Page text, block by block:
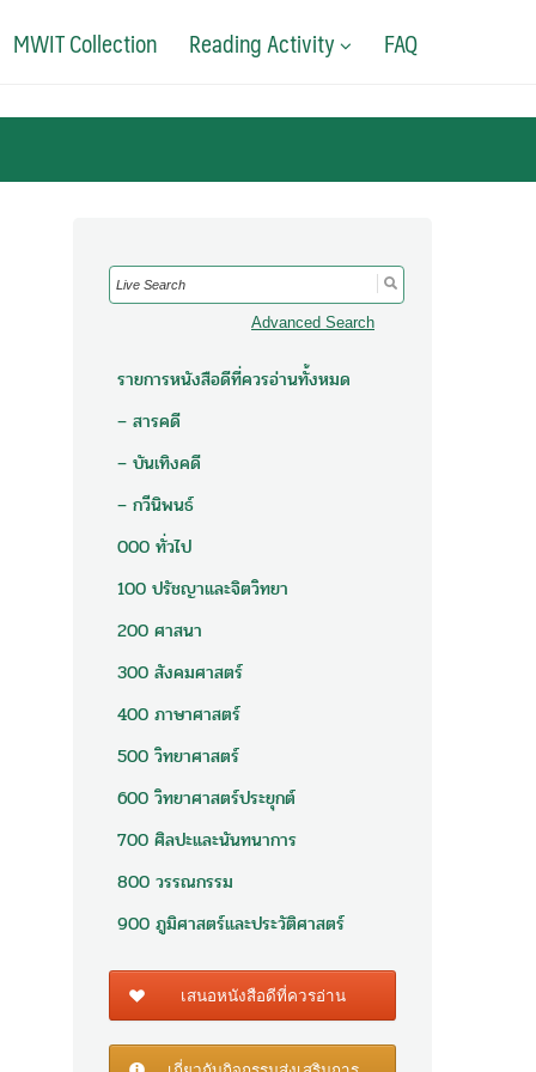
MWIT Collection Reading Activity FAQ
Search
for:
Advanced Search
รายการหนังสือดีที่ควรอ่านทั้งหมด
– สารคดี
– บันเทิงคดี
– กวีนิพนธ์
000 ทั่วไป
100 ปรัชญาและจิตวิทยา
200 ศาสนา
300 สังคมศาสตร์
400 ภาษาศาสตร์
500 วิทยาศาสตร์
600 วิทยาศาสตร์ประยุกต์
700 ศิลปะและนันทนาการ
800 วรรณกรรม
900 ภูมิศาสตร์และประวัติศาสตร์
เสนอหนังสือดีที่ควรอ่าน